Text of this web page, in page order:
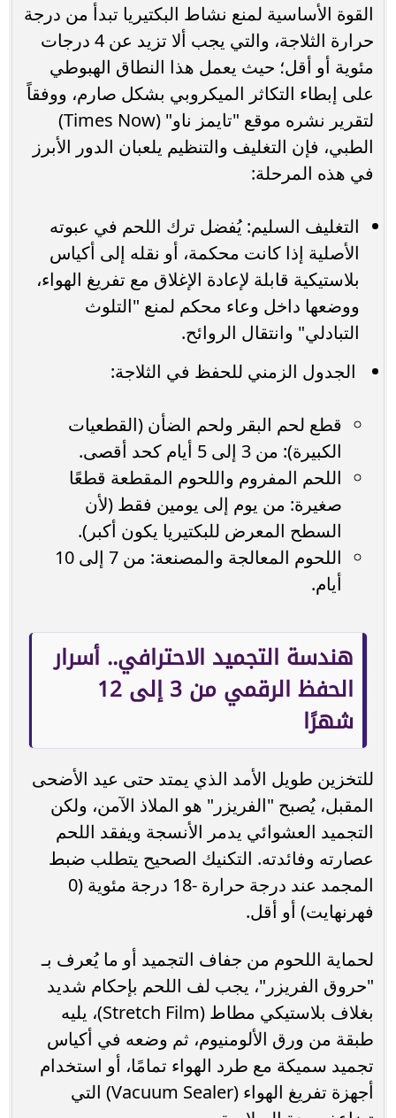
القوة الأساسية لمنع نشاط البكتيريا تبدأ من درجة
حرارة الثلاجة، والتي يجب ألا تزيد عن 4 درجات
مئوية أو أقل؛ حيث يعمل هذا النطاق الهبوطي
على إبطاء التكاثر الميكروبي بشكل صارم، ووفقاً
لتقرير نشره موقع "تايمز ناو" (Times Now)
الطبي، فإن التغليف والتنظيم يلعبان الدور الأبرز
في هذه المرحلة:
التغليف السليم: يُفضل ترك اللحم في عبوته
الأصلية إذا كانت محكمة، أو نقله إلى أكياس
بلاستيكية قابلة لإعادة الإغلاق مع تفريغ الهواء،
ووضعها داخل وعاء محكم لمنع "التلوث
التبادلي" وانتقال الروائح.
الجدول الزمني للحفظ في الثلاجة:
قطع لحم البقر ولحم الضأن (القطعيات
الكبيرة): من 3 إلى 5 أيام كحد أقصى.
اللحم المفروم واللحوم المقطعة قطعًا
صغيرة: من يوم إلى يومين فقط (لأن
السطح المعرض للبكتيريا يكون أكبر).
اللحوم المعالجة والمصنعة: من 7 إلى 10
أيام.
هندسة التجميد الاحترافي.. أسرار
الحفظ الرقمي من 3 إلى 12
شهرًا
للتخزين طويل الأمد الذي يمتد حتى عيد الأضحى
المقبل، يُصبح "الفريزر" هو الملاذ الآمن، ولكن
التجميد العشوائي يدمر الأنسجة ويفقد اللحم
عصارته وفائدته. التكنيك الصحيح يتطلب ضبط
المجمد عند درجة حرارة -18 درجة مئوية (0
فهرنهايت) أو أقل.
لحماية اللحوم من جفاف التجميد أو ما يُعرف بـ
"حروق الفريزر"، يجب لف اللحم بإحكام شديد
بغلاف بلاستيكي مطاط (Stretch Film)، يليه
طبقة من ورق الألومنيوم، ثم وضعه في أكياس
تجميد سميكة مع طرد الهواء تمامًا، أو استخدام
أجهزة تفريغ الهواء (Vacuum Sealer) التي